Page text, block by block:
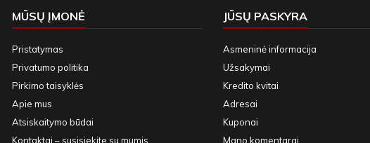
MŪSŲ ĮMONĖ
Pristatymas
Privatumo politika
Pirkimo taisyklės
Apie mus
Atsiskaitymo būdai
Kontaktai – susisiekite su mumis
JŪSŲ PASKYRA
Asmeninė informacija
Užsakymai
Kredito kvitai
Adresai
Kuponai
Mano komentarai